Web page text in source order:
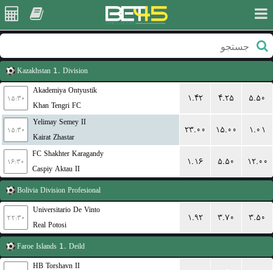
Kazakhstan 1. Division
۱۵:۳۰
Akademiya Ontyustik
Khan Tengri FC
۱.۴۲ ۴.۲۵ ۵.۵۰
۱۵:۳۰
Yelimay Semey II
Kairat Zhastar
۲۳.۰۰ ۱۵.۰۰ ۱.۰۱
۱۶:۳۰
FC Shakhter Karagandy
Caspiy Aktau II
۱.۱۶ ۵.۵۰ ۱۲.۰۰
Bolivia Division Profesional
۲۲:۳۰
Universitario De Vinto
Real Potosi
۱.۹۲ ۳.۷۰ ۳.۵۰
Faroe Islands 1. Deild
HB Torshavn II